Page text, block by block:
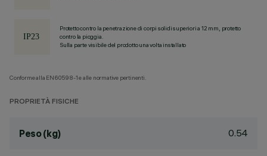
Protetto contro la penetrazione di corpi solidi superiori a 12 mm, protetto
contro la pioggia.
Sulla parte visibile del prodotto una volta installato
Conforme alla EN60598-1 e alle normative pertinenti.
PROPRIETÀ FISICHE
Peso (kg) 0.54